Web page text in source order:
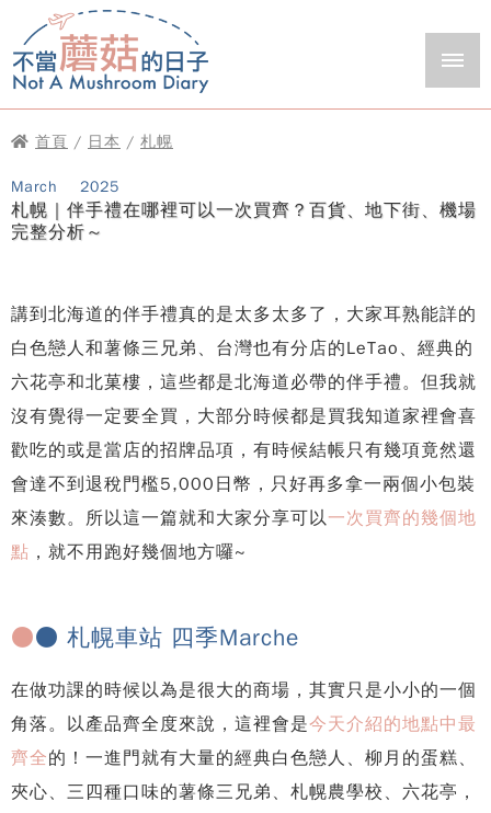
首頁 / 日本 / 札幌
March 2025
札幌｜伴手禮在哪裡可以一次買齊？百貨、地下街、機場
完整分析～
講到北海道的伴手禮真的是太多太多了，大家耳熟能詳的
白色戀人和薯條三兄弟、台灣也有分店的LeTao、經典的
六花亭和北菓樓，這些都是北海道必帶的伴手禮。但我就
沒有覺得一定要全買，大部分時候都是買我知道家裡會喜
歡吃的或是當店的招牌品項，有時候結帳只有幾項竟然還
會達不到退稅門檻5,000日幣，只好再多拿一兩個小包裝
來湊數。所以這一篇就和大家分享可以一次買齊的幾個地
點 ，就不用跑好幾個地方囉~
●● 札幌車站 四季Marche
在做功課的時候以為是很大的商場，其實只是小小的一個
角落。以產品齊全度來說，這裡會是今天介紹的地點中最
齊全的！一進門就有大量的經典白色戀人、柳月的蛋糕、
夾心、三四種口味的薯條三兄弟、札幌農學校、六花亭，